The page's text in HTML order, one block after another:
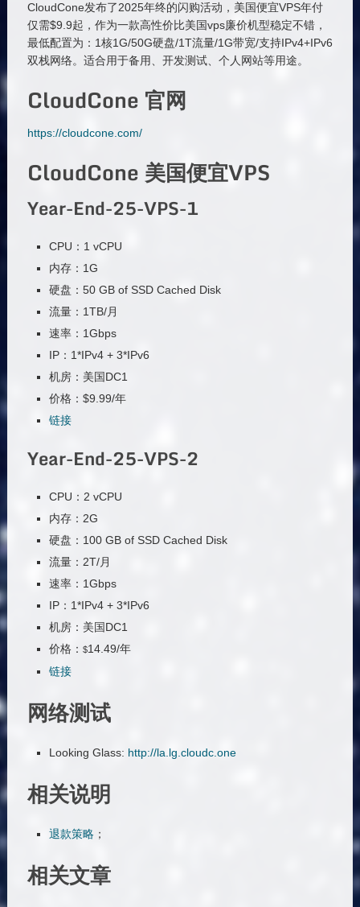
CloudCone发布了2025年终的闪购活动，美国便宜VPS年付
仅需$9.9起，作为一款高性价比美国vps廉价机型稳定不错，
最低配置为：1核1G/50G硬盘/1T流量/1G带宽/支持IPv4+IPv6
双栈网络。适合用于备用、开发测试、个人网站等用途。
CloudCone 官网
https://cloudcone.com/
CloudCone 美国便宜VPS
Year-End-25-VPS-1
CPU：1 vCPU
内存：1G
硬盘：50 GB of SSD Cached Disk
流量：1TB/月
速率：1Gbps
IP：1*IPv4 + 3*IPv6
机房：美国DC1
价格：$9.99/年
链接
Year-End-25-VPS-2
CPU：2 vCPU
内存：2G
硬盘：100 GB of SSD Cached Disk
流量：2T/月
速率：1Gbps
IP：1*IPv4 + 3*IPv6
机房：美国DC1
价格： $14.49/年
链接
网络测试
Looking Glass: http://la.lg.cloudc.one
相关说明
退款策略；
相关文章